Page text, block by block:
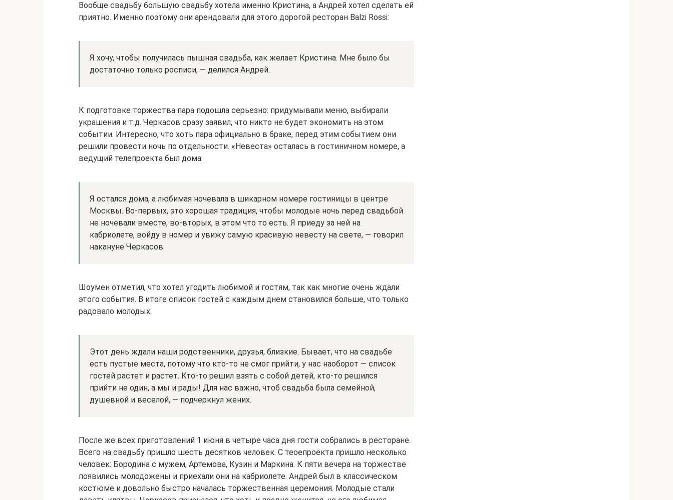
Вообще свадьбу большую свадьбу хотела именно Кристина, а Андрей хотел сделать ей
приятно. Именно поэтому они арендовали для этого дорогой ресторан Balzi Rossi:
Я хочу, чтобы получилась пышная свадьба, как желает Кристина. Мне было бы
достаточно только росписи, — делился Андрей.
К подготовке торжества пара подошла серьезно: придумывали меню, выбирали
украшения и т.д. Черкасов сразу заявил, что никто не будет экономить на этом
событии. Интересно, что хоть пара официально в браке, перед этим событием они
решили провести ночь по отдельности. «Невеста» осталась в гостиничном номере, а
ведущий телепроекта был дома.
Я остался дома, а любимая ночевала в шикарном номере гостиницы в центре
Москвы. Во-первых, это хорошая традиция, чтобы молодые ночь перед свадьбой
не ночевали вместе, во-вторых, в этом что то есть. Я приеду за ней на
кабриолете, войду в номер и увижу самую красивую невесту на свете, — говорил
накануне Черкасов.
Шоумен отметил, что хотел угодить любимой и гостям, так как многие очень ждали
этого события. В итоге список гостей с каждым днем становился больше, что только
радовало молодых.
Этот день ждали наши родственники, друзья, близкие. Бывает, что на свадьбе
есть пустые места, потому что кто-то не смог прийти, у нас наоборот — список
гостей растет и растет. Кто-то решил взять с собой детей, кто-то решился
прийти не один, а мы и рады! Для нас важно, чтоб свадьба была семейной,
душевной и веселой, — подчеркнул жених.
После же всех приготовлений 1 июня в четыре часа дня гости собрались в ресторане.
Всего на свадьбу пришло шесть десятков человек. С теоепроекта пришло несколько
человек: Бородина с мужем, Артемова, Кузин и Маркина. К пяти вечера на торжестве
появились молодожены и приехали они на кабриолете. Андрей был в классическом
костюме и довольно быстро началась торжественная церемония. Молодые стали